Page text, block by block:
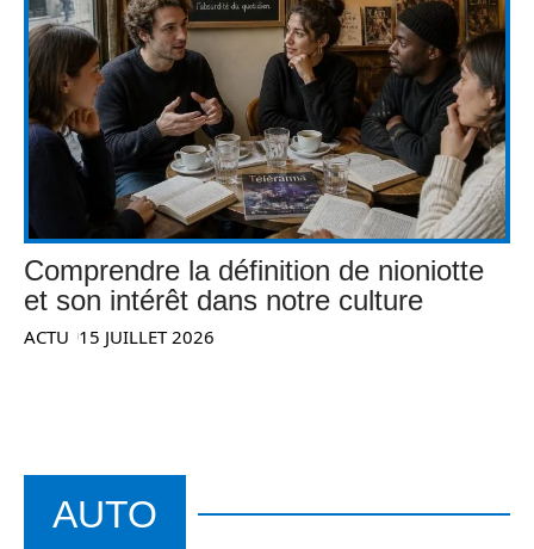
Comprendre la définition de nioniotte
et son intérêt dans notre culture
ACTU 15 JUILLET 2026
AUTO